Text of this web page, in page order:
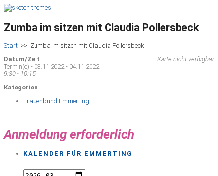
Zumba im sitzen mit Claudia Pollersbeck
Start >> Zumba im sitzen mit Claudia Pollersbeck
Karte nicht verfügbar
Datum/Zeit
Termin(e) - 03.11.2022 - 04.11.2022
9:30 - 10:15
Kategorien
Frauenbund Emmerting
Anmeldung erforderlich
KALENDER FÜR EMMERTING